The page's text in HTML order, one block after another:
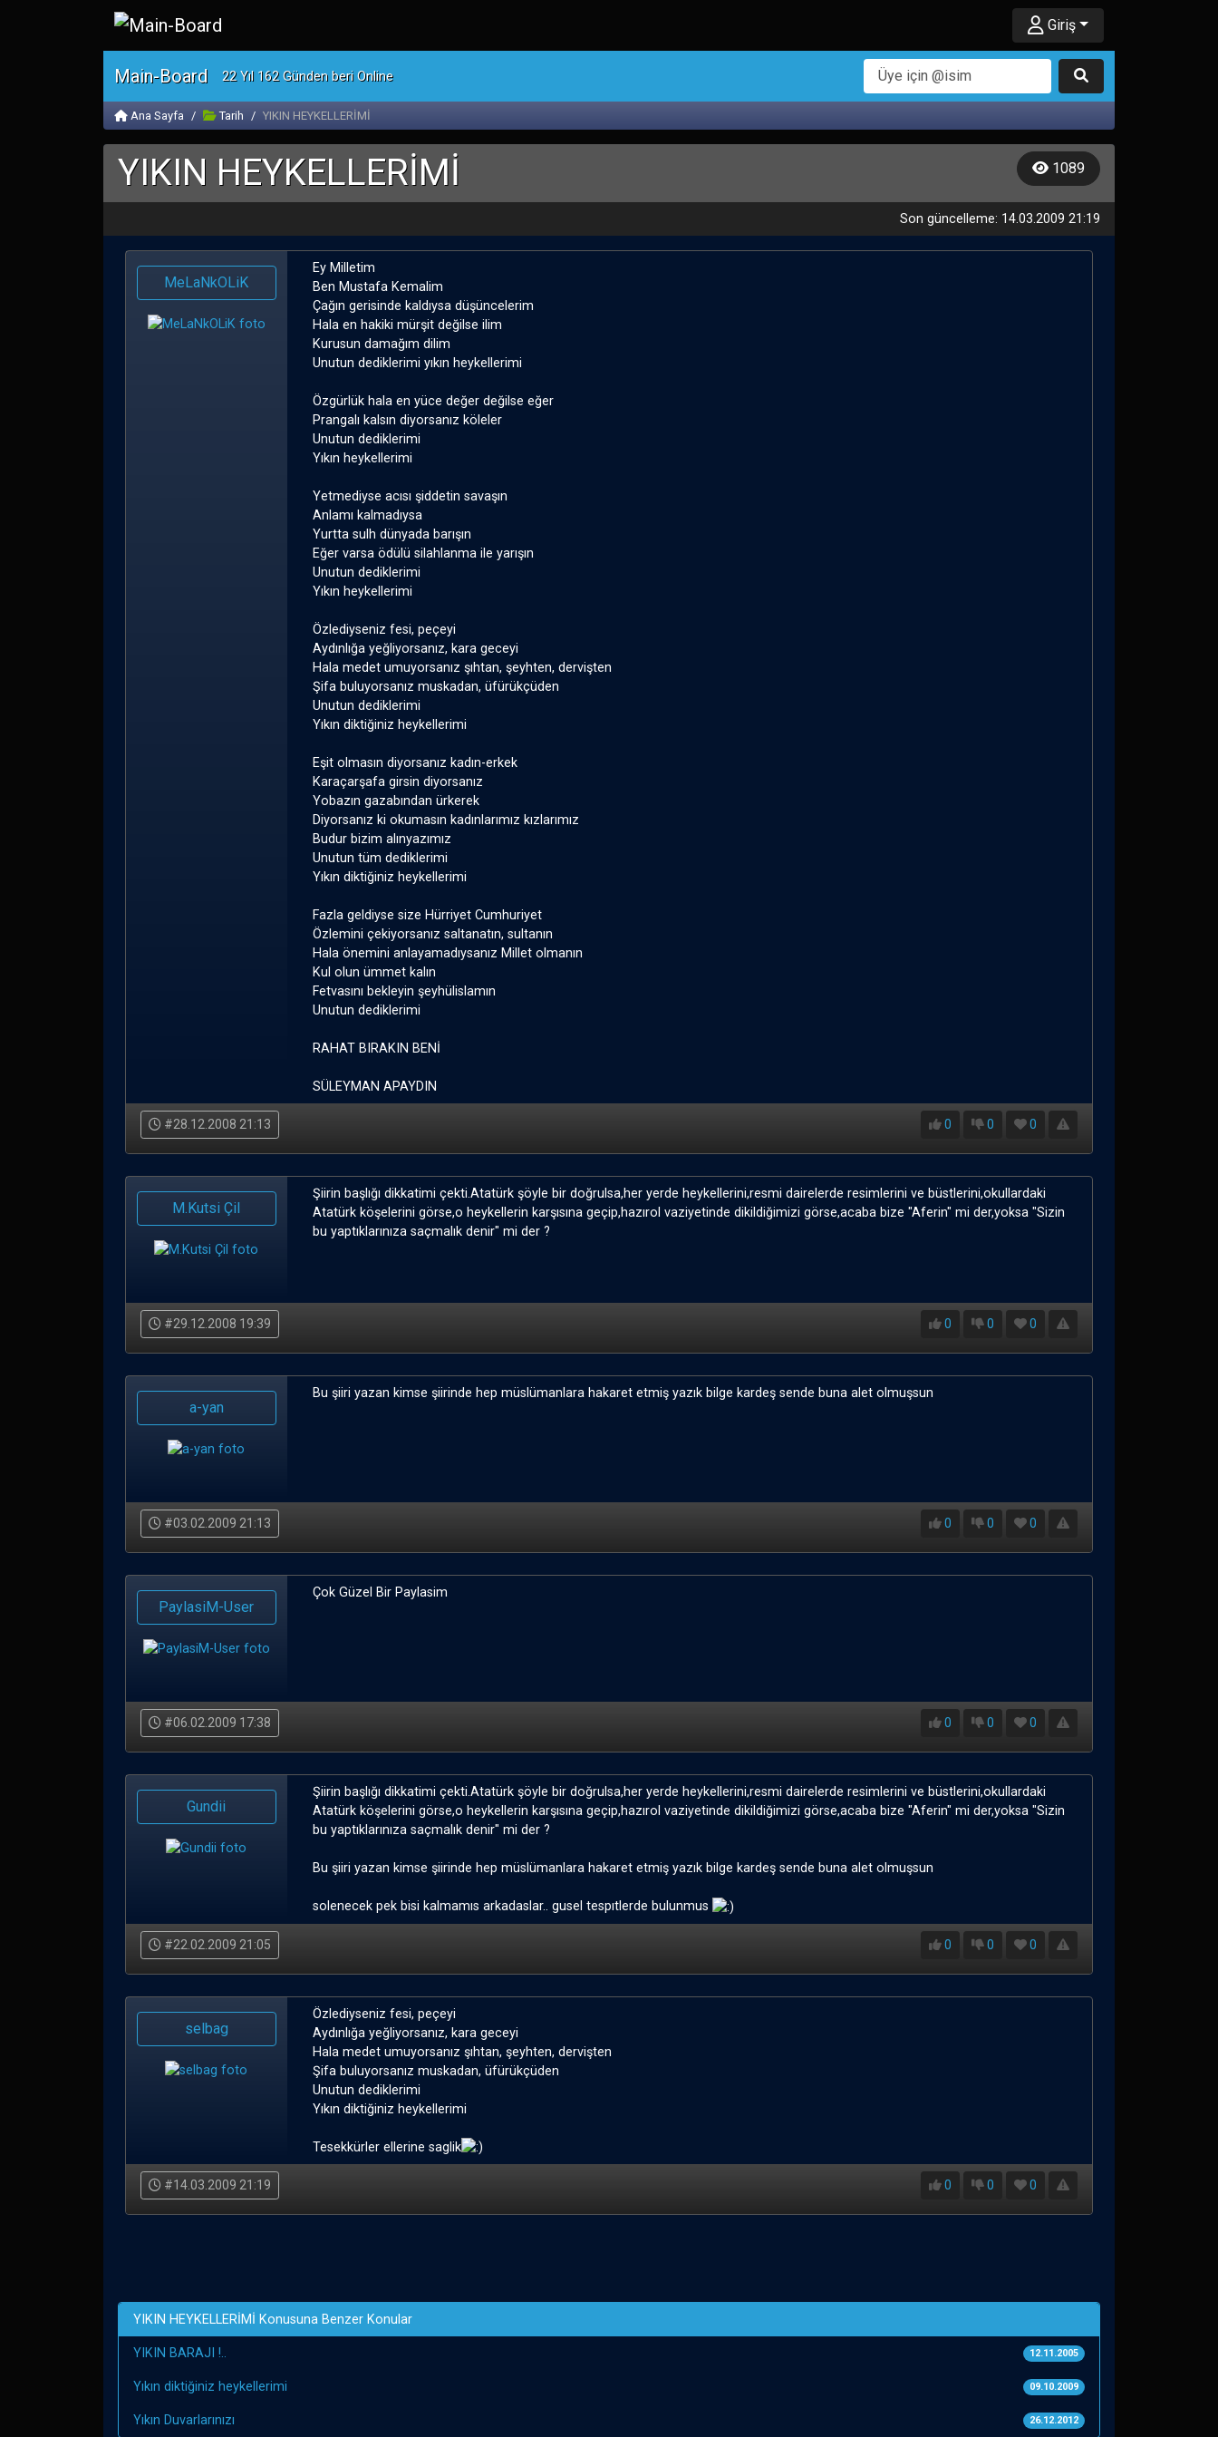
Giriş
Main-Board 22 Yıl 162 Günden beri Online
Ana Sayfa Tarih YIKIN HEYKELLERİMİ
YIKIN HEYKELLERİMİ 1089
Son güncelleme: 14.03.2009 21:19
MeLaNkOLiK
Ey Milletim
Ben Mustafa Kemalim
Çağın gerisinde kaldıysa düşüncelerim
Hala en hakiki mürşit değilse ilim
Kurusun damağım dilim
Unutun dediklerimi yıkın heykellerimi
Özgürlük hala en yüce değer değilse eğer
Prangalı kalsın diyorsanız köleler
Unutun dediklerimi
Yıkın heykellerimi
Yetmediyse acısı şiddetin savaşın
Anlamı kalmadıysa
Yurtta sulh dünyada barışın
Eğer varsa ödülü silahlanma ile yarışın
Unutun dediklerimi
Yıkın heykellerimi
Özlediyseniz fesi, peçeyi
Aydınlığa yeğliyorsanız, kara geceyi
Hala medet umuyorsanız şıhtan, şeyhten, dervişten
Şifa buluyorsanız muskadan, üfürükçüden
Unutun dediklerimi
Yıkın diktiğiniz heykellerimi
Eşit olmasın diyorsanız kadın-erkek
Karaçarşafa girsin diyorsanız
Yobazın gazabından ürkerek
Diyorsanız ki okumasın kadınlarımız kızlarımız
Budur bizim alınyazımız
Unutun tüm dediklerimi
Yıkın diktiğiniz heykellerimi
Fazla geldiyse size Hürriyet Cumhuriyet
Özlemini çekiyorsanız saltanatın, sultanın
Hala önemini anlayamadıysanız Millet olmanın
Kul olun ümmet kalın
Fetvasını bekleyin şeyhülislamın
Unutun dediklerimi
RAHAT BIRAKIN BENİ
SÜLEYMAN APAYDIN
#28.12.2008 21:13 0 0 0
M.Kutsi Çil
Şiirin başlığı dikkatimi çekti.Atatürk şöyle bir doğrulsa,her yerde heykellerini,resmi dairelerde resimlerini ve büstlerini,okullardaki
Atatürk köşelerini görse,o heykellerin karşısına geçip,hazırol vaziyetinde dikildiğimizi görse,acaba bize "Aferin" mi der,yoksa "Sizin
bu yaptıklarınıza saçmalık denir" mi der ?
#29.12.2008 19:39 0 0 0
a-yan
Bu şiiri yazan kimse şiirinde hep müslümanlara hakaret etmiş yazık bilge kardeş sende buna alet olmuşsun
#03.02.2009 21:13 0 0 0
PaylasiM-User
Çok Güzel Bir Paylasim
#06.02.2009 17:38 0 0 0
Gundii
Şiirin başlığı dikkatimi çekti.Atatürk şöyle bir doğrulsa,her yerde heykellerini,resmi dairelerde resimlerini ve büstlerini,okullardaki
Atatürk köşelerini görse,o heykellerin karşısına geçip,hazırol vaziyetinde dikildiğimizi görse,acaba bize "Aferin" mi der,yoksa "Sizin
bu yaptıklarınıza saçmalık denir" mi der ?
Bu şiiri yazan kimse şiirinde hep müslümanlara hakaret etmiş yazık bilge kardeş sende buna alet olmuşsun
solenecek pek bisi kalmamıs arkadaslar.. gusel tespıtlerde bulunmus
#22.02.2009 21:05 0 0 0
selbag
Özlediyseniz fesi, peçeyi
Aydınlığa yeğliyorsanız, kara geceyi
Hala medet umuyorsanız şıhtan, şeyhten, dervişten
Şifa buluyorsanız muskadan, üfürükçüden
Unutun dediklerimi
Yıkın diktiğiniz heykellerimi
Tesekkürler ellerine saglik
#14.03.2009 21:19 0 0 0
YIKIN HEYKELLERİMİ Konusuna Benzer Konular
YIKIN BARAJI !.. 12.11.2005
Yıkın diktiğiniz heykellerimi 09.10.2009
Yıkın Duvarlarınızı 26.12.2012